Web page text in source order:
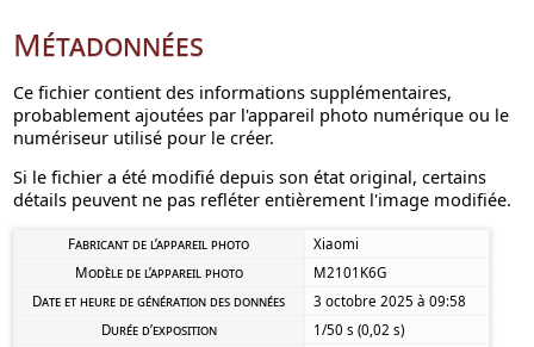
Métadonnées
Ce fichier contient des informations supplémentaires,
probablement ajoutées par l'appareil photo numérique ou le
numériseur utilisé pour le créer.
Si le fichier a été modifié depuis son état original, certains
détails peuvent ne pas refléter entièrement l'image modifiée.
Fabricant de l’appareil photo
Xiaomi
Modèle de l’appareil photo
M2101K6G
Date et heure de génération des données
3 octobre 2025 à 09:58
Durée d’exposition
1/50 s (0,02 s)